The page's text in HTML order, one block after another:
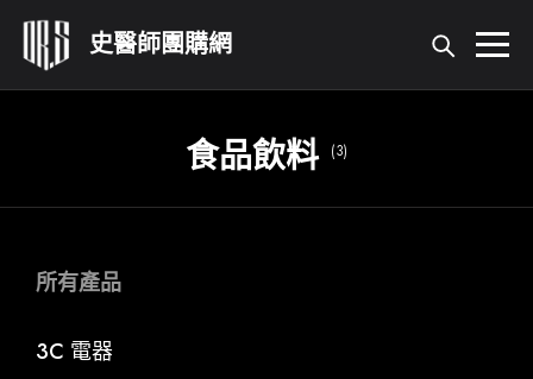
食品飲料 (3)
所有產品
3C 電器